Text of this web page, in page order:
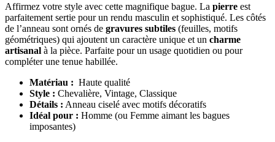
Affirmez votre style avec cette magnifique bague. La pierre est
parfaitement sertie pour un rendu masculin et sophistiqué. Les côtés
de l’anneau sont ornés de gravures subtiles (feuilles, motifs
géométriques) qui ajoutent un caractère unique et un charme
artisanal à la pièce. Parfaite pour un usage quotidien ou pour
compléter une tenue habillée.
Matériau : Haute qualité
Style : Chevalière, Vintage, Classique
Détails : Anneau ciselé avec motifs décoratifs
Idéal pour : Homme (ou Femme aimant les bagues
imposantes)